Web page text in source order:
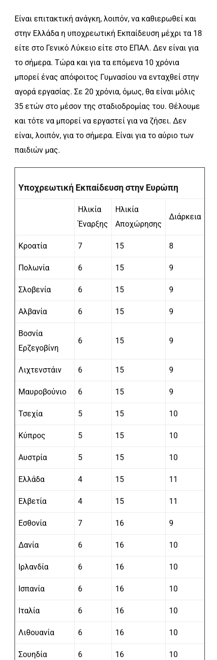
Είναι επιτακτική ανάγκη, λοιπόν, να καθιερωθεί και
στην Ελλάδα η υποχρεωτική Εκπαίδευση μέχρι τα 18
είτε στο Γενικό Λύκειο είτε στο ΕΠΑΛ. Δεν είναι για
το σήμερα. Τώρα και για τα επόμενα 10 χρόνια
μπορεί ένας απόφοιτος Γυμνασίου να ενταχθεί στην
αγορά εργασίας. Σε 20 χρόνια, όμως, θα είναι μόλις
35 ετών στο μέσον της σταδιοδρομίας του. Θέλουμε
και τότε να μπορεί να εργαστεί για να ζήσει. Δεν
είναι, λοιπόν, για το σήμερα. Είναι για το αύριο των
παιδιών μας.
Υποχρεωτική Εκπαίδευση στην Ευρώπη
Ηλικία
Έναρξης
Ηλικία
Αποχώρησης
Διάρκεια
Κροατία 7 15 8
Πολωνία 6 15 9
Σλοβενία 6 15 9
Αλβανία 6 15 9
Βοσνία
Ερζεγοβίνη
6 15 9
Λιχτενστάιν 6 15 9
Μαυροβούνιο 6 15 9
Τσεχία 5 15 10
Κύπρος 5 15 10
Αυστρία 5 15 10
Ελλάδα 4 15 11
Ελβετία 4 15 11
Εσθονία 7 16 9
Δανία 6 16 10
Ιρλανδία 6 16 10
Ισπανία 6 16 10
Ιταλία 6 16 10
Λιθουανία 6 16 10
Σουηδία 6 16 10